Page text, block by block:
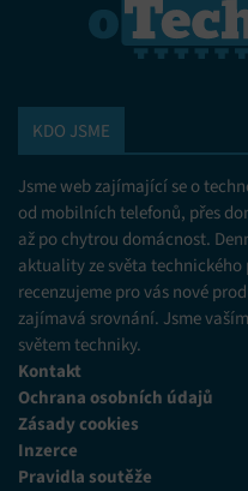
KDO JSME
Jsme web zajímající se o
od mobilních telefonů, přes
až po chytrou domácnost.
aktuality ze světa technického
recenzujeme pro vás nové
zajímavá srovnání. Jsme
světem techniky.
Kontakt
Ochrana osobních údajů
Zásady cookies
Inzerce
Pravidla soutěže